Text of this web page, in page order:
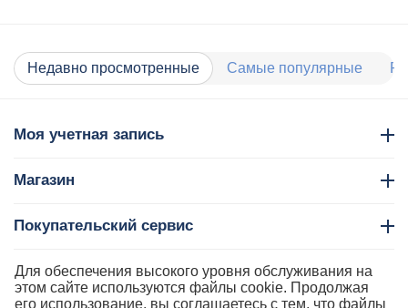
Недавно просмотренные Самые популярные
Моя учетная запись
Магазин
Покупательский сервис
Контакты
Для обеспечения высокого уровня обслуживания на
этом сайте используются файлы cookie. Продолжая
его использование, вы соглашаетесь с тем, что файлы